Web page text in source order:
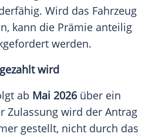
Wird das Fahrzeug
kann die Prämie anteilig
werden.
wird
ab Mai 2026über ein
Zulassung wird der Antrag
gestellt, nicht durch das